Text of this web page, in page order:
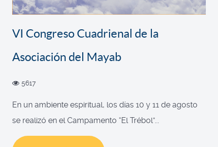
VI Congreso Cuadrienal de la
Asociación del Mayab
5617
En un ambiente espiritual, los días 10 y 11 de agosto
se realizó en el Campamento “El Trébol”...